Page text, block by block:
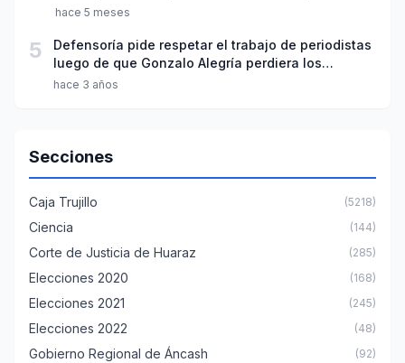
Lizeth Marzano
hace 5 meses
5
Defensoría pide respetar el trabajo de periodistas
luego de que Gonzalo Alegría perdiera los
papeles con Milagros Leiva
hace 3 años
Secciones
Caja Trujillo (5218)
Ciencia (144)
Corte de Justicia de Huaraz (285)
Elecciones 2020 (168)
Elecciones 2021 (245)
Elecciones 2022 (48)
Gobierno Regional de Áncash (92)